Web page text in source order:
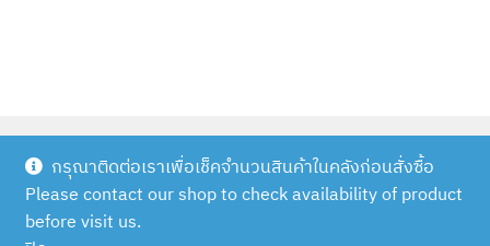
กรุณาติดต่อเราเพื่อเช็คจำนวนสินค้าในคลังก่อนสั่งซื้อ
Please contact our shop to check availability of product
before visit us.
© Scuba Outlet | Diveshop.in.th 2026
Built with WooCommerce